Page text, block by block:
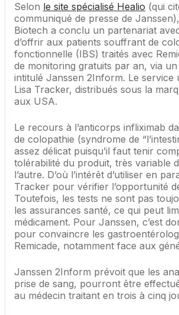
Selon le site spécialisé Healio (qui
communiqué de presse de
Biotech a conclu un partenariat
d’offrir aux patients souffrant de
fonctionnelle (IBS) traités avec
de monitoring gratuits par an, via
intitulé Janssen 2Inform. Le service
Lisa Tracker, distribués sous la
aux USA.
Le recours à l’anticorps infliximab
de colopathie (syndrome de
assez délicat puisqu’il faut tenir
tolérabilité du produit, très variable
l’autre. D’où l’intérêt d’utiliser en
Tracker pour vérifier l’opportunité
Toutefois, les tests ne sont pas
les assurances santé, ce qui peut
médicament. Pour Janssen, c’est
pour convaincre les
Remicade, notamment face aux
Janssen 2Inform prévoit que les
prise de sang, pourront être
au médecin traitant en trois à cinq